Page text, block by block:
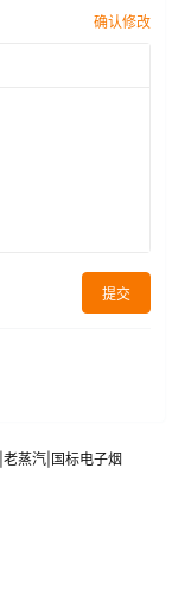
确认修改
提交
老蒸汽 国标电子烟